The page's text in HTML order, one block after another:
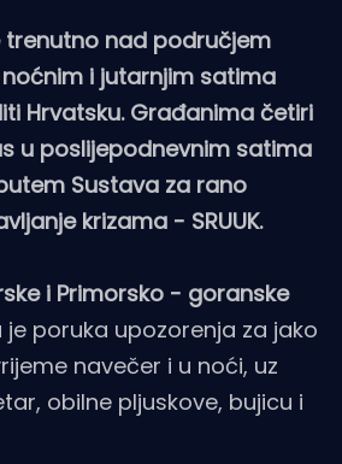
trenutno nad područjem
noćnim i jutarnjim satima
Hrvatsku. Građanima četiri
u poslijepodnevnim satima
Sustava za rano
krizama - SRUUK.
i Primorsko - goranske
poruka upozorenja za jako
navečer i u noći, uz
obilne pljuskove, bujicu i